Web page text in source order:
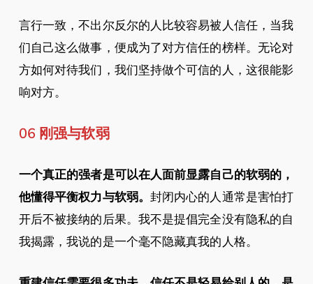
言行一致，不出尔反尔的人比较容易被人信任，当我
们自己这么做事，便成为了对方信任的榜样。无论对
方如何对待我们，我们坚持做个可信的人，这很能影
响对方。
06 刚强与软弱
一个真正的强者是可以在人面前显露自己的软弱的，
他懂得平衡权力与软弱。 封闭内心的人通常是害怕打
开后不被接纳的后果。我不是提倡完全没有隐私的自
我揭露，我说的是一个毫不隐藏真我的人格。